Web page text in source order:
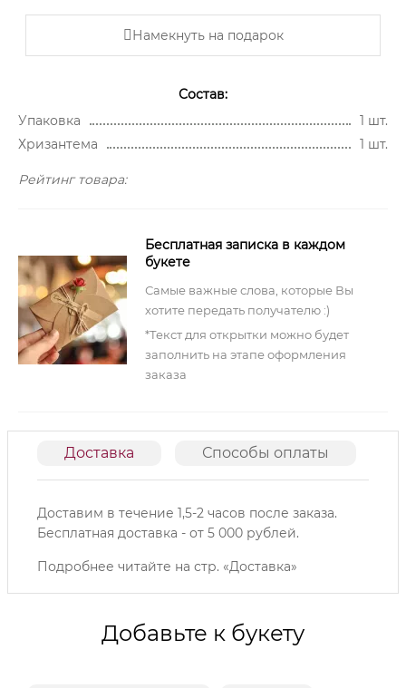
Намекнуть на подарок
Состав:
Упаковка
1 шт.
Хризантема
1 шт.
Рейтинг товара:
Бесплатная записка в каждом
букете
Самые важные слова, которые Вы
хотите передать получателю :)
*Текст для открытки можно будет
заполнить на этапе оформления
заказа
Доставка Способы оплаты
Доставим в течение 1,5-2 часов после заказа.
Бесплатная доставка - от 5 000 рублей.
Подробнее читайте на стр. «Доставка»
Добавьте к букету